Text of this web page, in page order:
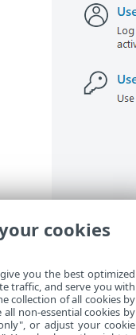
cookies
you the best optimized
traffic, and serve you with
collection of all cookies by
all non-essential cookies by
or adjust your cookie